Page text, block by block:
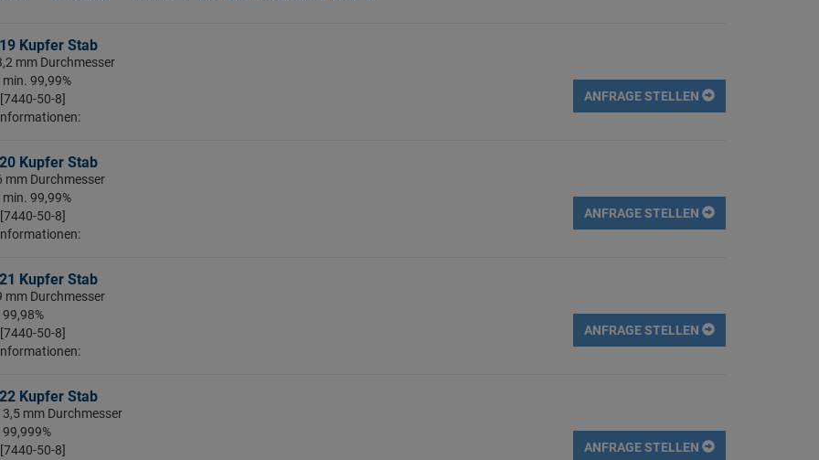
Kupfer Stab
mm Durchmesser
min. 99,99%
50-8]
ANFRAGE STELLEN
Kupfer Stab
mm Durchmesser
min. 99,99%
50-8]
ANFRAGE STELLEN
Kupfer Stab
mm Durchmesser
50-8]
ANFRAGE STELLEN
Kupfer Stab
mm Durchmesser
99,999%
50-8]
ANFRAGE STELLEN